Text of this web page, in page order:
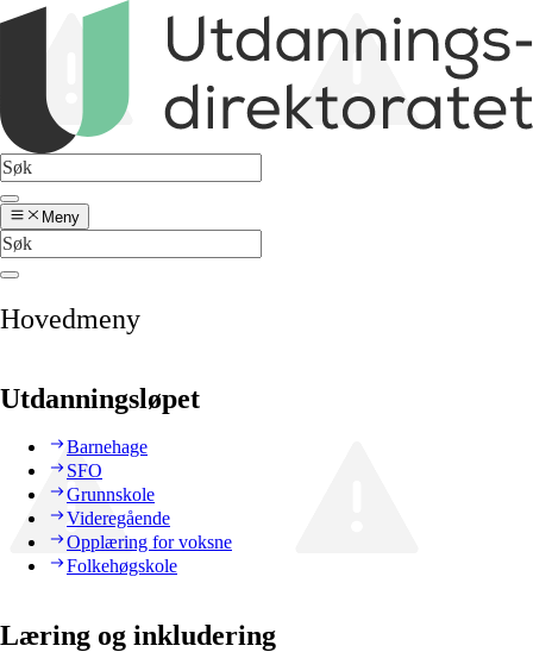
Meny
Hovedmeny
Utdanningsløpet
Barnehage
SFO
Grunnskole
Videregående
Opplæring for voksne
Folkehøgskole
Læring og inkludering